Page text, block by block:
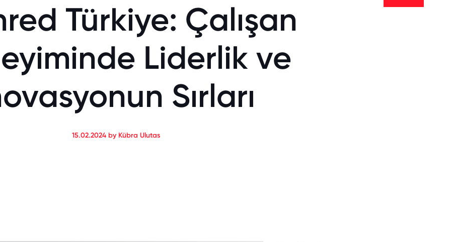
Türkiye: Çalışan
Liderlik ve
Sırları
15.02.2024 by Kübra Ulutas